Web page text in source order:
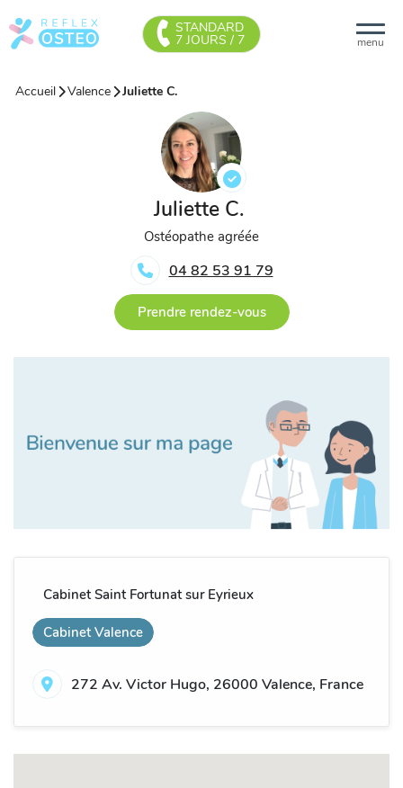
menu
STANDARD
7 JOURS / 7
Accueil Valence Juliette C.
Juliette C.
Ostéopathe agréée
04 82 53 91 79
Prendre rendez-vous
Cabinet Saint Fortunat sur Eyrieux
Cabinet Valence
272 Av. Victor Hugo, 26000 Valence, France